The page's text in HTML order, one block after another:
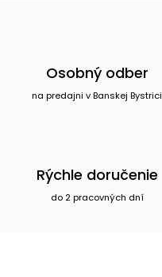
Osobný odber
na predajni v Banskej Bystrici
Rýchle doručenie
do 2 pracovných dní